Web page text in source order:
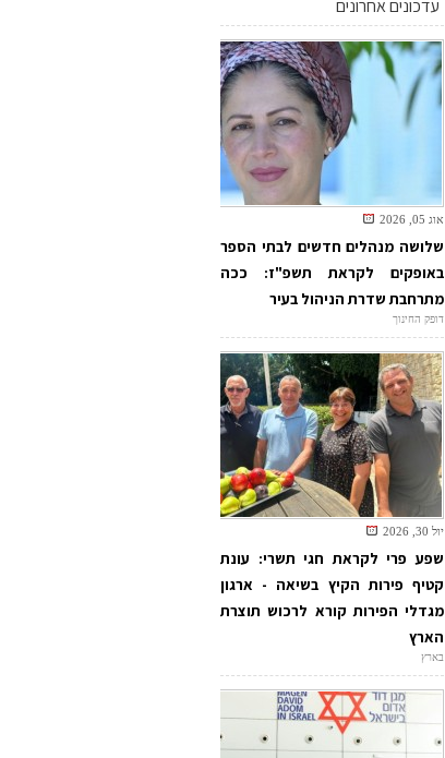
עדכונים אחרונים
אוג 05, 2026
שלושה מנהלים חדשים לבתי הספר
באופקים לקראת תשפ"ז: ככה
מתרחבת שדרת הניהול בעיר
דופק החינוך
יול 30, 2026
שפע פרי לקראת חגי תשרי: עונת
קטיף פירות הקיץ בשיאה - ארגון
מגדלי הפירות קורא לרכוש תוצרת
הארץ
בארץ